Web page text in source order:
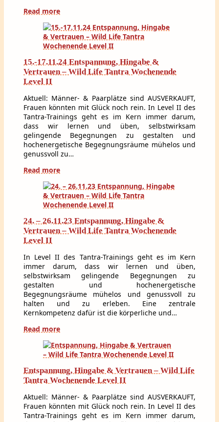
Read more
15.-17.11.24 Entspannung, Hingabe &
Vertrauen – Wild Life Tantra Wochenende
Level II
Aktuell: Männer- & Paarplätze sind AUSVERKAUFT,
Frauen könnten mit Glück noch rein. In Level II des
Tantra-Trainings geht es im Kern immer darum,
dass wir lernen und üben, selbstwirksam
gelingende Begegnungen zu gestalten und
hochenergetische Begegnungsräume mühelos und
genussvoll zu…
Read more
24. – 26.11.23 Entspannung, Hingabe &
Vertrauen – Wild Life Tantra Wochenende
Level II
In Level II des Tantra-Trainings geht es im Kern
immer darum, dass wir lernen und üben,
selbstwirksam gelingende Begegnungen zu
gestalten und hochenergetische
Begegnungsräume mühelos und genussvoll zu
halten und zu erleben. Eine zentrale
Kernkompetenz dafür ist die körperliche und…
Read more
Entspannung, Hingabe & Vertrauen – Wild Life
Tantra Wochenende Level II
Aktuell: Männer- & Paarplätze sind AUSVERKAUFT,
Frauen könnten mit Glück noch rein. In Level II des
Tantra-Trainings geht es im Kern immer darum,